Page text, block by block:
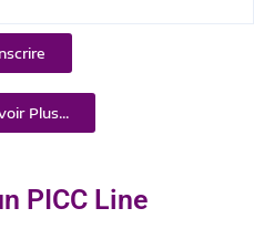
Plus...
PICC Line